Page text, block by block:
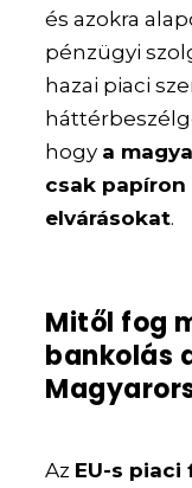
és azokra
pénzügyi
hazai piaci
hogy a
csak
elvárásokat.
Mitől fog
bankolás
Az EU-s